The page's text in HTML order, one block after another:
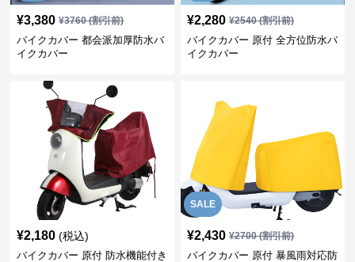
¥3,380 ¥3760(割引前)
バイクカバー 都会派加厚防水バ
イクカバー
¥2,280 ¥2540(割引前)
バイクカバー 原付 全方位防水バ
イクカバー
¥2,180 (税込)
バイクカバー 原付 防水機能付き
SALE
¥2,430 ¥2700(割引前)
バイクカバー 原付 暴風雨対応防